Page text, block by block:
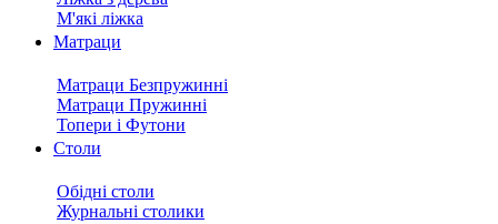
М'які ліжка
Матраци
Матраци Безпружинні
Матраци Пружинні
Топери і Футони
Столи
Обідні столи
Журнальні столики